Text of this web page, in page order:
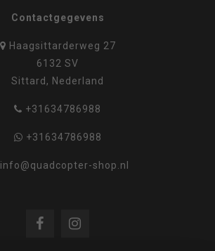
Contactgegevens
Haagsittarderweg 27
6132 SV
Sittard, Nederland
+31634786988
+31634786988
info@quadcopter-shop.nl